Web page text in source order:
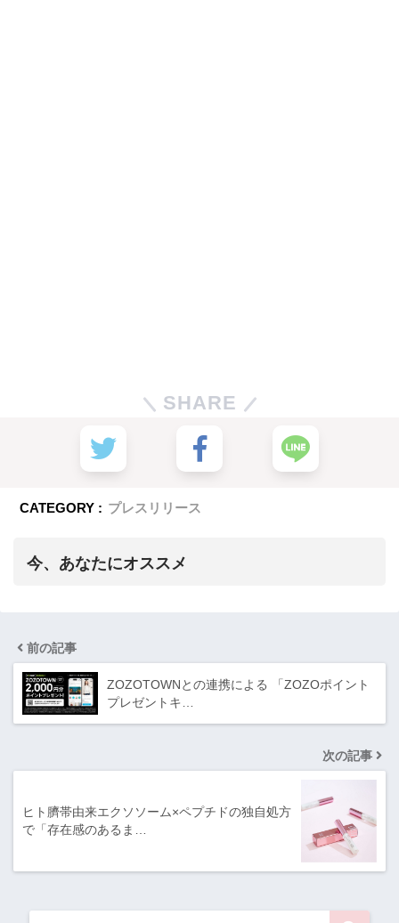
SHARE
CATEGORY : プレスリリース
今、あなたにオススメ
前の記事
ZOZOTOWNとの連携による 「ZOZOポイント
プレゼントキ…
次の記事
ヒト臍帯由来エクソソーム×ペプチドの独自処方
で「存在感のあるま…